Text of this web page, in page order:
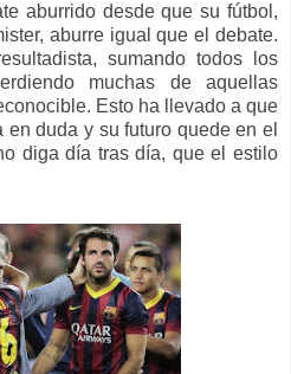
aburrido desde que su fútbol,
aburre igual que el debate.
sumando todos los
muchas de aquellas
Esto ha llevado a que
duda y su futuro quede en el
diga día tras día, que el estilo